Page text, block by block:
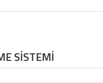
SİSTEMİ